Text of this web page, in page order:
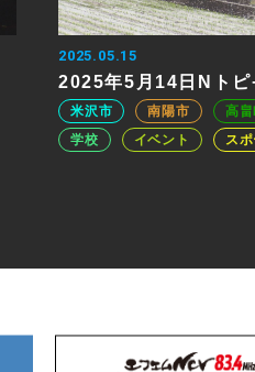
2025.05.15
2025年5月14日Nトピ
米沢市 南陽市 高畠
学校
イベント ス